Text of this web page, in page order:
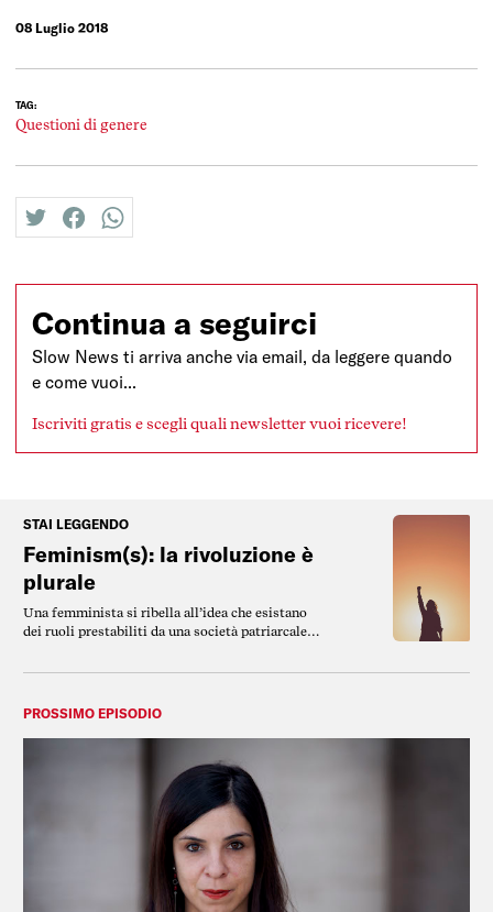
08 Luglio 2018
TAG:
Questioni di genere
twitterfacebookwhatsapp
Continua a seguirci
Slow News ti arriva anche via email, da leggere quando
e come vuoi...
Iscriviti gratis e scegli quali newsletter vuoi ricevere!
STAI LEGGENDO
Feminism(s): la rivoluzione è
plurale
Una femminista si ribella all’idea che esistano
dei ruoli prestabiliti da una società patriarcale,
responsabilità, alle donne altre.
PROSSIMO EPISODIO